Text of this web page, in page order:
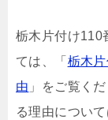
栃木片付け110
ては、「 栃木
由 」をご覧く
る理由について